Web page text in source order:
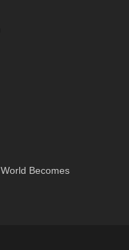
World Becomes